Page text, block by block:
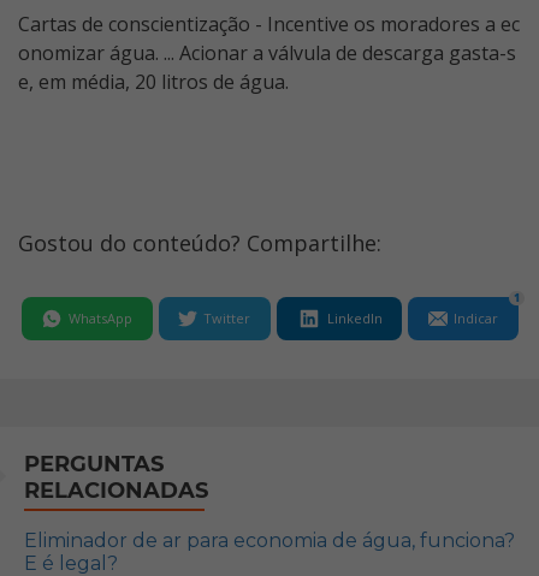
Cartas de conscientização - Incentive os moradores a ec
onomizar água. ... Acionar a válvula de descarga gasta-s
e, em média, 20 litros de água.
Gostou do conteúdo? Compartilhe:
WhatsApp Twitter LinkedIn Indicar
1
PERGUNTAS
RELACIONADAS
Eliminador de ar para economia de água, funciona?
E é legal?